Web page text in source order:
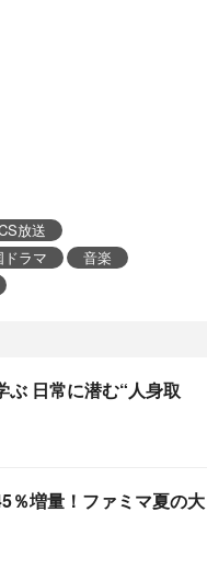
放送
ドラマ
音楽
ぶ 日常に潜む“人身取
％増量！ファミマ夏の大